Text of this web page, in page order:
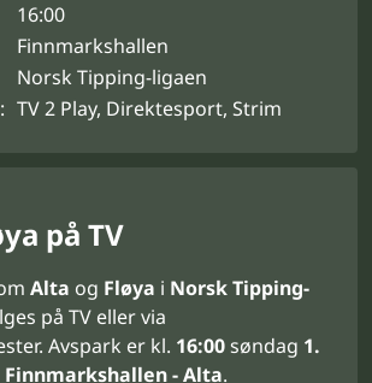
16:00
Finnmarkshallen
Norsk Tipping-ligaen
TV 2 Play, Direktesport, Strim
på TV
Alta og Fløya i Norsk Tipping-
på TV eller via
Avspark er kl. 16:00søndag 1.
Finnmarkshallen - Alta.